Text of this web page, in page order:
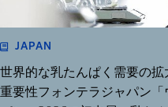
JAPAN
世界的な乳たんぱく需要の
重要性フォンテラジャパン